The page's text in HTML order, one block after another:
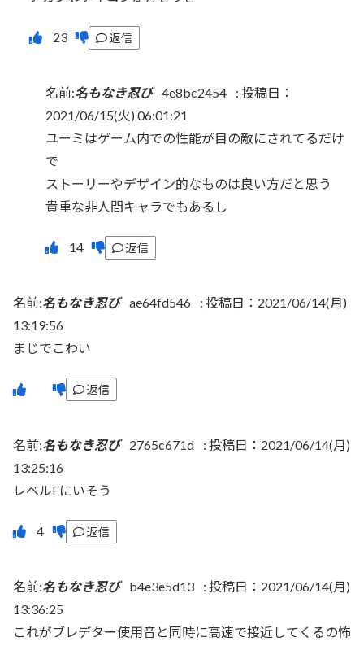
返信
名前:名もなき忍び 4e8bc2454 : 投稿日：
2021/06/15(火) 06:01:21
ユーミはゲーム内での性能が目の敵にされてるだけ
で
ストーリーやデザイン的なものは良い方だと思う
貴重な非人間キャラでもあるし
返信
名前:名もなき忍び ae64fd546 : 投稿日：2021/06/14(月)
13:19:56
まじでこわい
返信
名前:名もなき忍び 2765c671d : 投稿日：2021/06/14(月)
13:25:16
レベルEにいそう
返信
名前:名もなき忍び b4e3e5d13 : 投稿日：2021/06/14(月)
13:36:25
これがブレデター使用音と同時に高速で接近してくるの怖